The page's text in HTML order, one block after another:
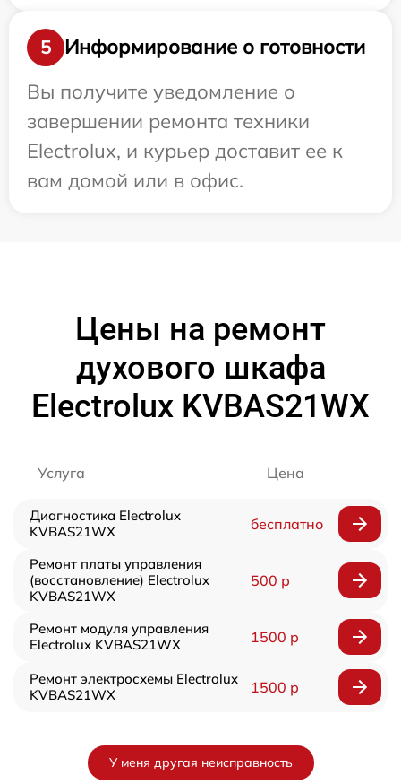
5
Информирование о готовности
Вы получите уведомление о
завершении ремонта техники
Electrolux, и курьер доставит ее к
вам домой или в офис.
Цены на ремонт
духового шкафа
Electrolux KVBAS21WX
Услуга Цена
Диагностика Electrolux
KVBAS21WX
бесплатно
Ремонт платы управления
(восстановление) Electrolux
KVBAS21WX
500 р
Ремонт модуля управления
Electrolux KVBAS21WX
1500 р
Ремонт электросхемы Electrolux
KVBAS21WX
1500 р
У меня другая неисправность